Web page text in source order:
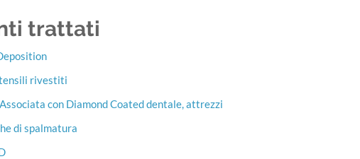
trattati
rivestiti
Associata con Diamond Coated dentale, attrezzi
di spalmatura